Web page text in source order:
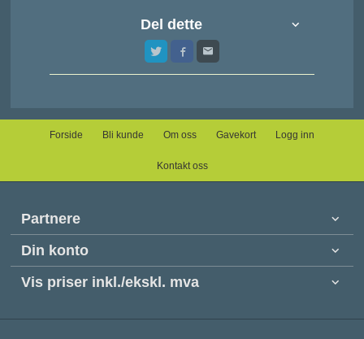
Del dette
Forside Bli kunde Om oss Gavekort Logg inn
Kontakt oss
Partnere
Din konto
Vis priser inkl./ekskl. mva